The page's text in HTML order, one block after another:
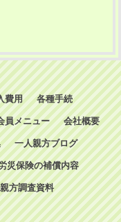
費用 各種手続
員メニュー 会社概要
一人親方ブログ
災保険の補償内容
方調査資料